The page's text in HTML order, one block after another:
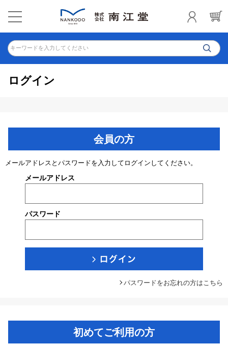
キーワードを入力してください
ログイン
会員の方
メールアドレスとパスワードを入力してログインしてください。
メールアドレス
パスワード
パスワードをお忘れの方はこちら
初めてご利用の方